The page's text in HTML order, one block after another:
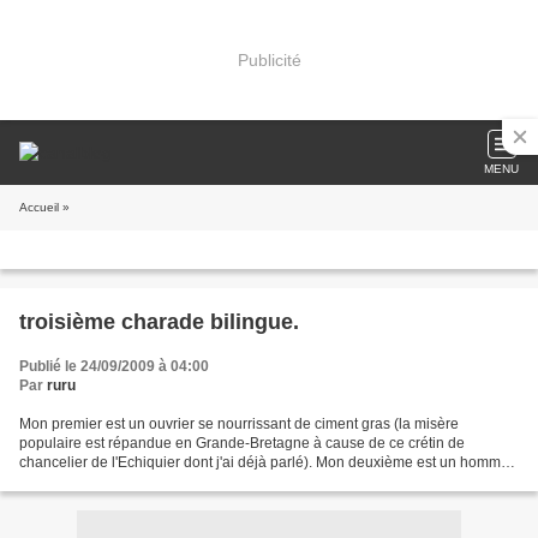
Publicité
MENU
Accueil »
troisième charade bilingue.
Publié le 24/09/2009 à 04:00
Par ruru
Mon premier est un ouvrier se nourrissant de ciment gras (la misère
populaire est répandue en Grande-Bretagne à cause de ce crétin de
chancelier de l'Echiquier dont j'ai déjà parlé). Mon deuxième est un homme